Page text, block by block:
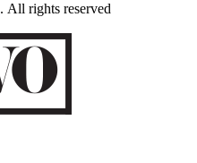
. All rights reserved